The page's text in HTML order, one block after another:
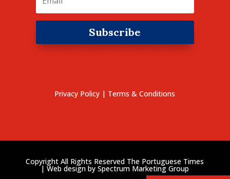
Subscribe
Privacy Policy | Terms & Conditions
Copyright All Rights Reserved The Portuguese Times
| Web design bySpectrum Marketing Group